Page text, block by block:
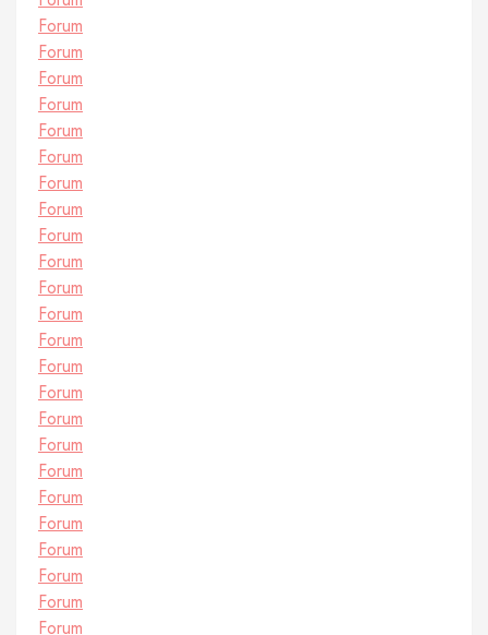
Forum
Forum
Forum
Forum
Forum
Forum
Forum
Forum
Forum
Forum
Forum
Forum
Forum
Forum
Forum
Forum
Forum
Forum
Forum
Forum
Forum
Forum
Forum
Forum